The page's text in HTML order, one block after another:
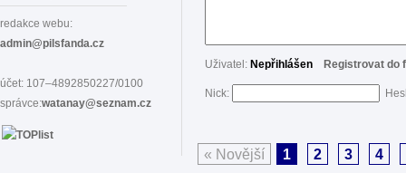
redakce webu:
admin@pilsfanda.cz
účet: 107–4892850227/0100
správce:watanay@seznam.cz
Uživatel: Nepřihlášen Registrovat do
Nick:
« Novější 1 2 3 4